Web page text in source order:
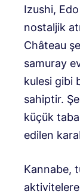
Izushi,
nostaljik
Château
samuray
kulesi gibi
sahiptir.
küçük
edilen
Kannabe,
aktivitelere